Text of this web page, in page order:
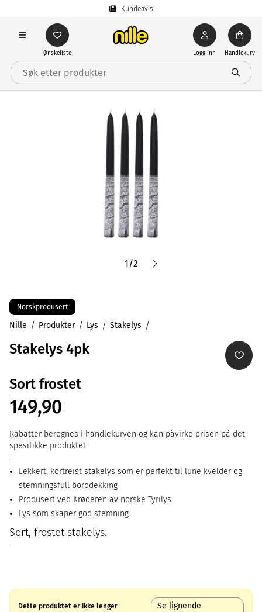
Kundeavis
Ønskeliste Logg inn Handlekurv
1/2
Norskprodusert
Nille Produkter Lys Stakelys
Stakelys 4pk
Sort frostet
149,90
Rabatter beregnes i handlekurven og kan påvirke prisen på det
spesifikke produktet.
Lekkert, kortreist stakelys som er perfekt til lune kvelder og
stemningsfull borddekking
Produsert ved Krøderen av norske Tyrilys
Lys som skaper god stemning
Sort, frostet stakelys.
Dette produktet er ikke lenger
Se lignende